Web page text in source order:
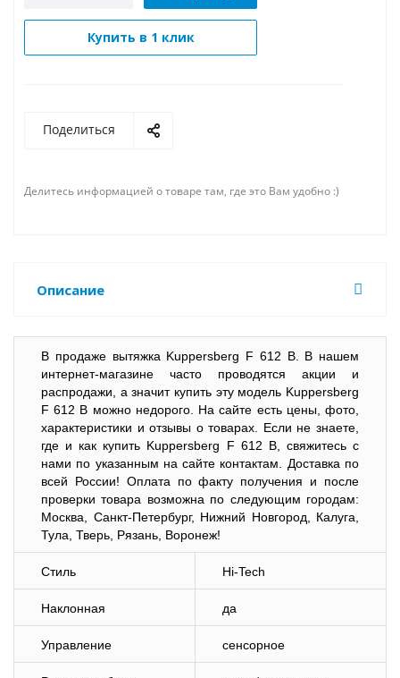
Купить в 1 клик
Поделиться
Делитесь информацией о товаре там, где это Вам удобно :)
Описание
В продаже вытяжка Kuppersberg F 612 B. В нашем
интернет-магазине часто проводятся акции и
распродажи, а значит купить эту модель Kuppersberg
F 612 B можно недорого. На сайте есть цены, фото,
характеристики и отзывы о товарах. Если не знаете,
где и как купить Kuppersberg F 612 B, свяжитесь с
нами по указанным на сайте контактам. Доставка по
всей России! Оплата по факту получения и после
проверки товара возможна по следующим городам:
Москва, Санкт-Петербург, Нижний Новгород, Калуга,
Тула, Тверь, Рязань, Воронеж!
Стиль Hi-Tech
Наклонная да
Управление сенсорное